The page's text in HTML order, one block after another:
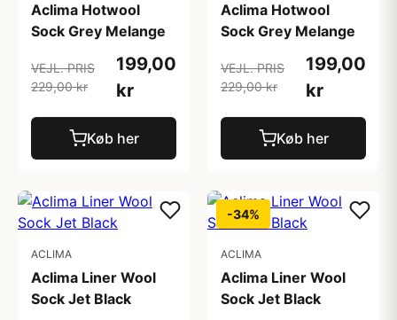
Aclima Hotwool
Sock Grey Melange
VEJL. PRIS
229,00 kr
199,00
kr
Køb her
Aclima Hotwool
Sock Grey Melange
VEJL. PRIS
229,00 kr
199,00
kr
Køb her
ACLIMA
Aclima Liner Wool
Sock Jet Black
-34%
ACLIMA
Aclima Liner Wool
Sock Jet Black